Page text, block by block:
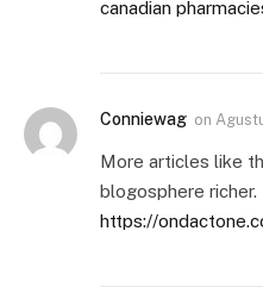
canadian
Conniewag on
More articles like
blogosphere richer.
https://